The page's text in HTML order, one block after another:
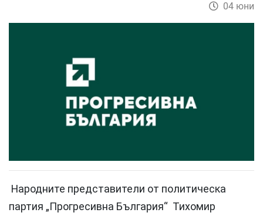
04 юни
Народните представители от политическа
партия „Прогресивна България“ Тихомир